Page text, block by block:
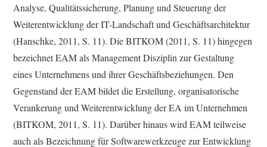
Analyse, Qualitätssicherung, Planung und Steuerung der
Weiterentwicklung der IT-Landschaft und Geschäftsarchitektur
(Hanschke, 2011, S. 11). Die BITKOM (2011, S. 11) hingegen
bezeichnet EAM als Management Disziplin zur Gestaltung
eines Unternehmens und ihrer Geschäftsbeziehungen. Den
Gegenstand der EAM bildet die Erstellung, organisatorische
Verankerung und Weiterentwicklung der EA im Unternehmen
(BITKOM, 2011, S. 11). Darüber hinaus wird EAM teilweise
auch als Bezeichnung für Softwarewerkzeuge zur Entwicklung